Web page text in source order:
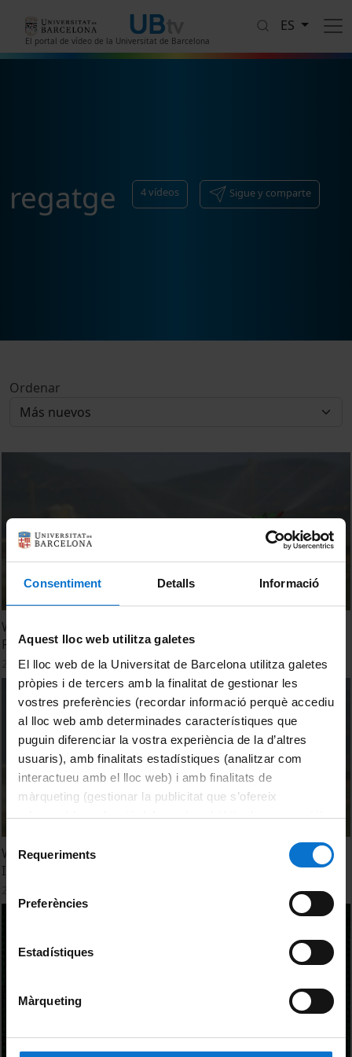
Consentiment Detalls Informació
Aquest lloc web utilitza galetes
El lloc web de la Universitat de Barcelona utilitza galetes
pròpies i de tercers amb la finalitat de gestionar les
vostres preferències (recordar informació perquè accediu
al lloc web amb determinades característiques que
puguin diferenciar la vostra experiència de la d’altres
usuaris), amb finalitats estadístiques (analitzar com
interactueu amb el lloc web) i amb finalitats de
màrqueting (gestionar la publicitat que s’ofereix
adequant-la en funció dels vostres hàbits de navegació).
consultar laPolítica de galetes del lloc web de la
Selecció
de Requeriments
Preferències
Estadístiques
Màrqueting
El portal de vídeo de la Universitat de Barcelona
ES
regatge 4vídeos Sigue y comparte
Ordenar
WEAM4i: Gestão Avançada de Água e a Energia para o
Regadio
29 Enero, 2016
WEAM4i: Water & Energy Advanced Management for
Irrigation